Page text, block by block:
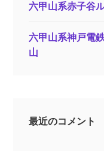
六甲山系赤子谷
六甲山系神戸電
山
最近のコメント